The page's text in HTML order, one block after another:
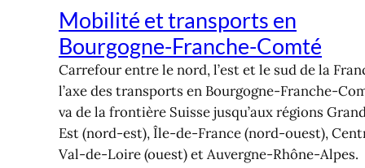
Mobilité et transports en
Bourgogne-Franche-Comté
Carrefour entre le nord, l’est et le sud de la
l’axe des transports en Bourgogne-Franche-
va de la frontière Suisse jusqu’aux régions
Est (nord-est), Île-de-France (nord-ouest),
Val-de-Loire (ouest) et Auvergne-Rhône-Alpes.